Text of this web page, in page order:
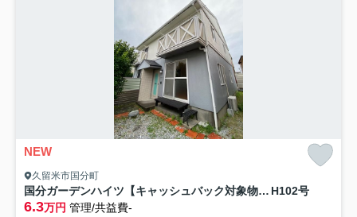
NEW
久留米市国分町
国分ガーデンハイツ【キャッシュバック対象物件】 H102号
6.3万円 管理/共益費-